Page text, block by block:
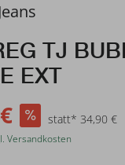
TJ
EXT
statt* 34,90 €
Versandkosten